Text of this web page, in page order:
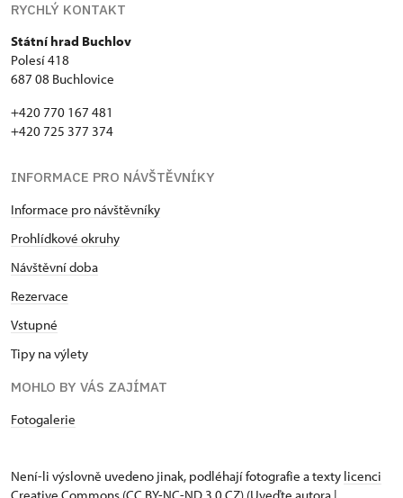
RYCHLÝ KONTAKT
Státní hrad Buchlov
Polesí 418
687 08 Buchlovice
+420 770 167 481
+420 725 377 374
INFORMACE PRO NÁVŠTĚVNÍKY
Informace pro návštěvníky
Prohlídkové okruhy
Návštěvní doba
Rezervace
Vstupné
Tipy na výlety
MOHLO BY VÁS ZAJÍMAT
Fotogalerie
Není-li výslovně uvedeno jinak, podléhají fotografie a texty licenci